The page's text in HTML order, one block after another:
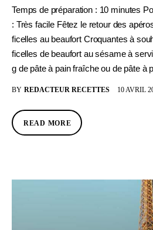
Temps de préparation : 10 minutes
: Très facile Fêtez le retour des
ficelles au beaufort Croquantes à
ficelles de beaufort au sésame à
g de pâte à pain fraîche ou de pâte à
BY REDACTEUR RECETTES 10 AVRIL
READ MORE